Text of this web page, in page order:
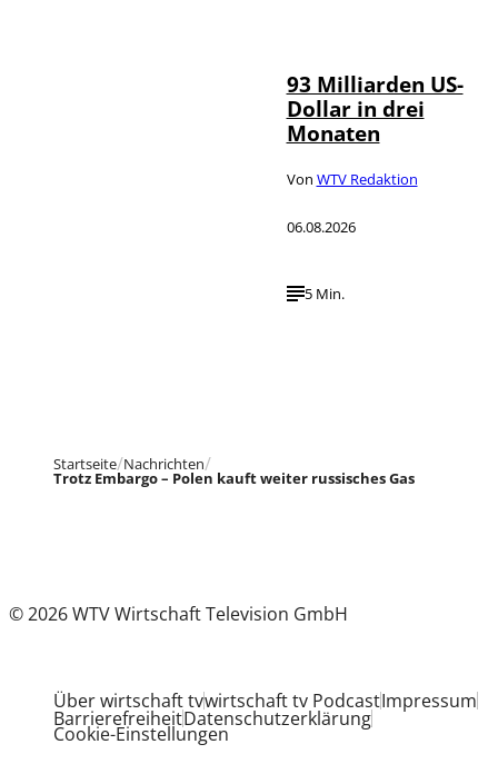
93 Milliarden US-
Dollar in drei
Monaten
Von WTV Redaktion
06.08.2026
5 Min.
Startseite Nachrichten
Trotz Embargo – Polen kauft weiter russisches Gas
© 2026 WTV Wirtschaft Television GmbH
Über wirtschaft tvwirtschaft tv PodcastImpressum
BarrierefreiheitDatenschutzerklärung
Cookie-Einstellungen